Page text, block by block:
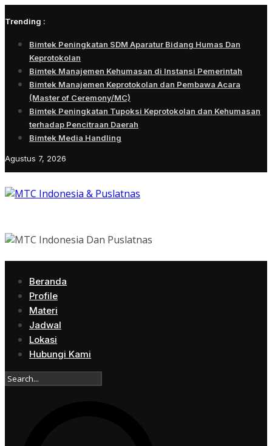
to
Trending :
Bimtek Peningkatan SDM Aparatur Bidang Humas Dan
Keprotokolan
Bimtek Manajemen Kehumasan di Instansi Pemerintah
Bimtek Manajemen Keprotokolan dan Pembawa Acara
(Master of Ceremony/MC)
Bimtek Peningkatan Tupoksi Keprotokolan dan Kehumasan
terhadap Pencitraan Daerah
Bimtek Media Handling
Agustus 7, 2026
Beranda
Profile
Materi
Jadwal
Lokasi
Hubungi Kami